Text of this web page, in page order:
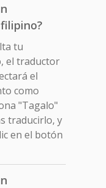
tu
el traductor
el
como
"Tagalo"
traducirlo, y
en el botón